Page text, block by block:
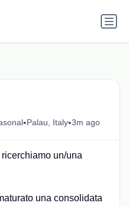
•Palau, Italy•3m ago
un/una
una consolidata